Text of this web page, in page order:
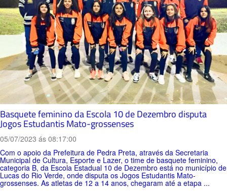
Basquete feminino da Escola 10 de Dezembro disputa
Jogos Estudantis Mato-grossenses
05/07/2023 ás 08:17:00
Com o apoio da Prefeitura de Pedra Preta, através da Secretaria
Municipal de Cultura, Esporte e Lazer, o time de basquete feminino,
categoria B, da Escola Estadual 10 de Dezembro está no município de
Lucas do Rio Verde, onde disputa os Jogos Estudantis Mato-
grossenses. As atletas de 12 a 14 anos, chegaram até a etapa ...